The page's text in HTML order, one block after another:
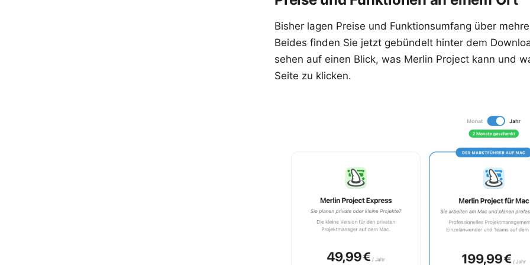
Bisher lagen Preise und Funktionsumfang über
Beides finden Sie jetzt gebündelt hinter dem
sehen auf einen Blick, was Merlin Project kann und
Seite zu klicken.